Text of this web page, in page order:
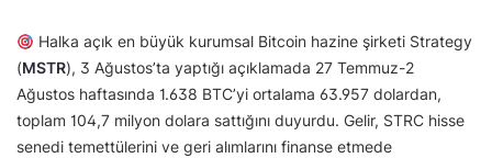
Halka açık en büyük kurumsal Bitcoin hazine şirketi Strategy
(MSTR), 3 Ağustos’ta yaptığı açıklamada 27 Temmuz-2
Ağustos haftasında 1.638 BTC’yi ortalama 63.957 dolardan,
toplam 104,7 milyon dolara sattığını duyurdu. Gelir, STRC hisse
senedi temettülerini ve geri alımlarını finanse etmede